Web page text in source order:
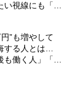
視線にも「だ
”も増やして
する人とは…
働く人」「特